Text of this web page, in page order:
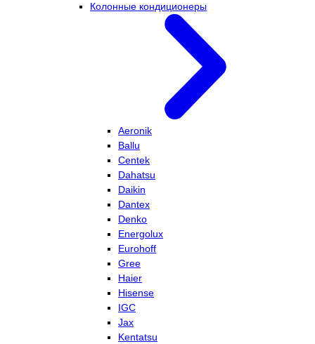
Колонные кондиционеры
Aeronik
Ballu
Centek
Dahatsu
Daikin
Dantex
Denko
Energolux
Eurohoff
Gree
Haier
Hisense
IGC
Jax
Kentatsu